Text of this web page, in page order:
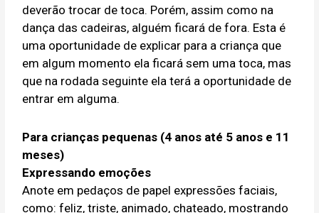
deverão trocar de toca. Porém, assim como na
dança das cadeiras, alguém ficará de fora. Esta é
uma oportunidade de explicar para a criança que
em algum momento ela ficará sem uma toca, mas
que na rodada seguinte ela terá a oportunidade de
entrar em alguma.
Para crianças pequenas (4 anos até 5 anos e 11
meses)
Expressando emoções
Anote em pedaços de papel expressões faciais,
como: feliz, triste, animado, chateado, mostrando